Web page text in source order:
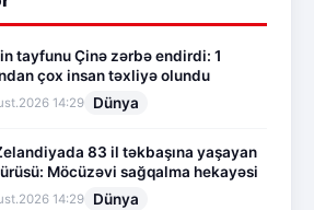
tayfunu Çinə zərbə endirdi: 1
çox insan təxliyə olundu
14:29 Dünya
83 il təkbaşına yaşayan
Möcüzəvi sağqalma hekayəsi
14:29 Dünya